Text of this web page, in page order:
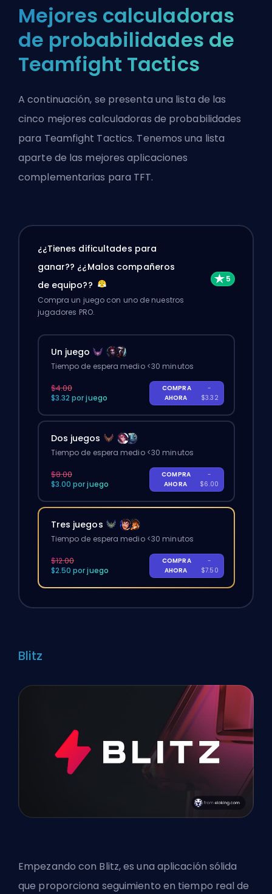
Mejores calculadoras
de probabilidades de
Teamfight Tactics
A continuación, se presenta una lista de las
cinco mejores calculadoras de probabilidades
para Teamfight Tactics. Tenemos una lista
aparte de las mejores aplicaciones
complementarias para TFT.
¿¿Tienes dificultades para
ganar?? ¿¿Malos compañeros
de equipo??
Compra un juego con uno de nuestros
jugadores PRO.
Un juego
Tiempo de espera medio <30 minutos
$4.00
$3.32 por juego
COMPRA
AHORA
-
$3.32
Dos juegos
Tiempo de espera medio <30 minutos
$8.00
$3.00 por juego
COMPRA
AHORA
-
$6.00
Tres juegos
Tiempo de espera medio <30 minutos
$12.00
$2.50 por juego
COMPRA
AHORA
-
$7.50
Blitz
Empezando con Blitz, es una aplicación sólida
que proporciona seguimiento en tiempo real de